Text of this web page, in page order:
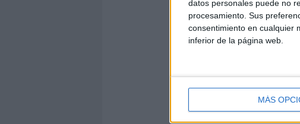
datos personales puede no
procesamiento. Sus
consentimiento en cualquier
inferior de la página web.
MÁS
REGISTRO-CALENDARIO-